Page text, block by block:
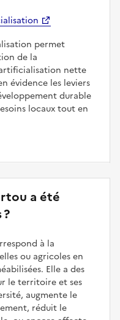
permet
de la
nette
évidence les leviers
durable
locaux tout en
a été
à la
ou agricoles en
Elle a des
le territoire et ses
augmente le
réduit le